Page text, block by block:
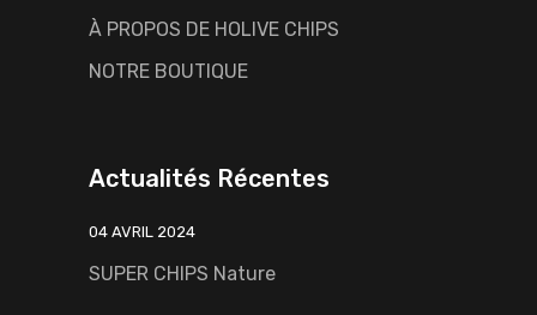
À PROPOS DE HOLIVE CHIPS
NOTRE BOUTIQUE
Actualités Récentes
04 AVRIL 2024
SUPER CHIPS Nature